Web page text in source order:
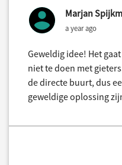
Marjan
a year ago
Geweldig idee! Het
niet te doen met
de directe buurt, dus
geweldige oplossing